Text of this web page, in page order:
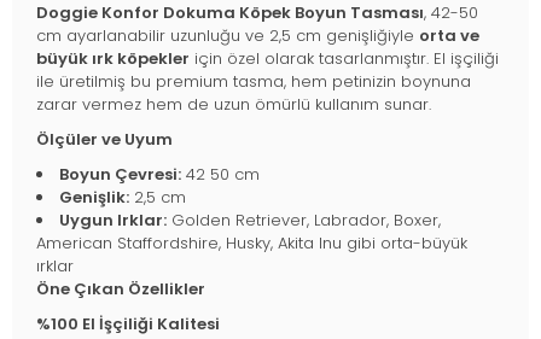
Doggie Konfor Dokuma Köpek Boyun Tasması, 42-50
cm ayarlanabilir uzunluğu ve 2,5 cm genişliğiyle orta ve
büyük ırk köpekler için özel olarak tasarlanmıştır. El işçiliği
ile üretilmiş bu premium tasma, hem petinizin boynuna
zarar vermez hem de uzun ömürlü kullanım sunar.
Ölçüler ve Uyum
Boyun Çevresi: 42 50 cm
Genişlik: 2,5 cm
Uygun Irklar: Golden Retriever, Labrador, Boxer,
American Staffordshire, Husky, Akita Inu gibi orta-büyük
ırklar
Öne Çıkan Özellikler
%100 El İşçiliği Kalitesi